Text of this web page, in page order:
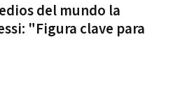
del mundo la
"Figura clave para